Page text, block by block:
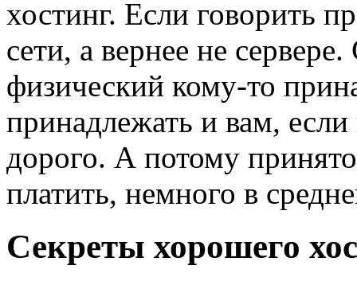
хостинг. Если говорить
сети, а вернее не
физический кому-то
принадлежать и вам,
дорого. А потому
платить, немного в
Секреты хорошего